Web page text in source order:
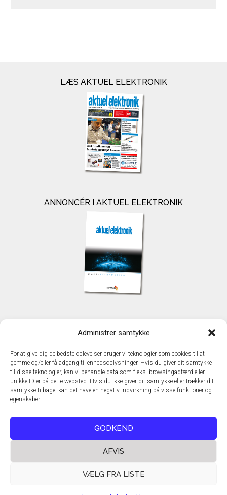
Administrer samtykke
For at give dig de bedste oplevelser bruger vi teknologier som cookies til at
gemme og/eller få adgang til enhedsoplysninger. Hvis du giver dit samtykke
til disse teknologier, kan vi behandle data som f.eks. browsingadfærd eller
unikke ID'er på dette websted. Hvis du ikke giver dit samtykke eller trækker dit
samtykke tilbage, kan det have en negativ indvirkning på visse funktioner og
egenskaber.
GODKEND
AFVIS
VÆLG FRA LISTE
LÆS AKTUEL ELEKTRONIK
ANNONCÉR I AKTUEL ELEKTRONIK
TechMedia A/S
DK - 2600 Glostrup
www.techmedia.dk
Telefon: +45 43 24 26 28
E-mail:info@techmedia.dk